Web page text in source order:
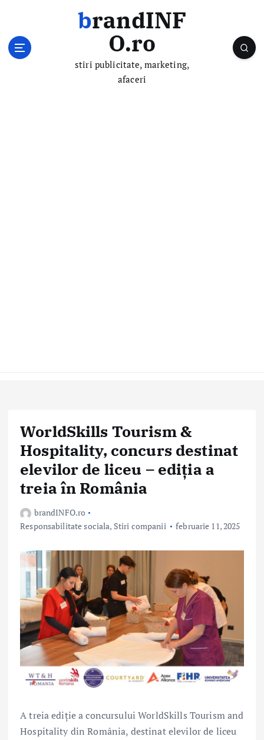
brandINF
O.ro
stiri publicitate, marketing,
afaceri
WorldSkills Tourism &
Hospitality, concurs destinat
elevilor de liceu – ediția a
treia în România
brandINFO.ro
Responsabilitate sociala, Stiri companii februarie 11, 2025
A treia ediție a concursului WorldSkills Tourism and
Hospitality din România, destinat elevilor de liceu